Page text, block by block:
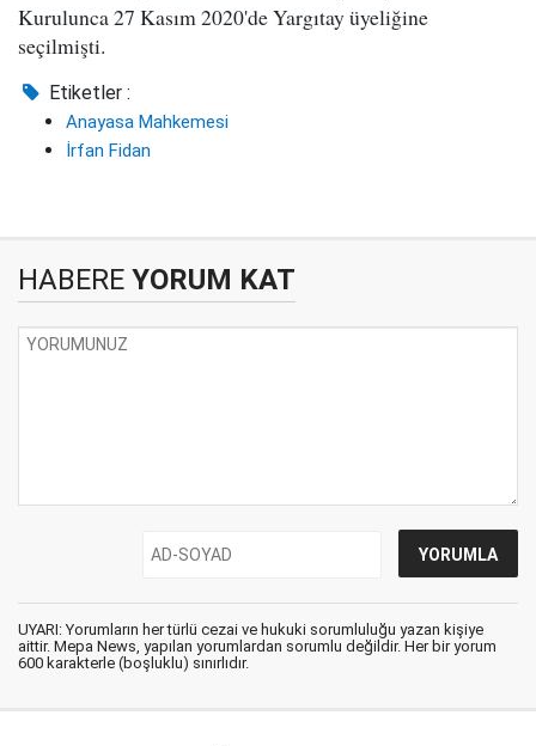
Kurulunca 27 Kasım 2020'de Yargıtay üyeliğine
seçilmişti.
Etiketler :
Anayasa Mahkemesi
İrfan Fidan
HABERE YORUM KAT
UYARI: Yorumların her türlü cezai ve hukuki sorumluluğu yazan kişiye
aittir. Mepa News, yapılan yorumlardan sorumlu değildir. Her bir yorum
600 karakterle (boşluklu) sınırlıdır.